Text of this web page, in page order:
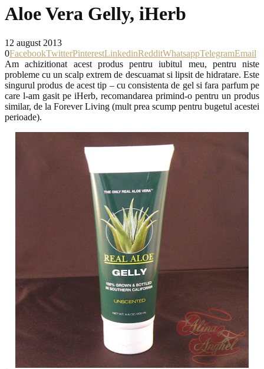
Aloe Vera Gelly, iHerb
12 august 2013
0FacebookTwitterPinterestLinkedinRedditWhatsappTelegramEmail
Am achizitionat acest produs pentru iubitul meu, pentru niste
probleme cu un scalp extrem de descuamat si lipsit de hidratare. Este
singurul produs de acest tip – cu consistenta de gel si fara parfum pe
care l-am gasit pe iHerb, recomandarea primind-o pentru un produs
similar, de la Forever Living (mult prea scump pentru bugetul acestei
perioade).